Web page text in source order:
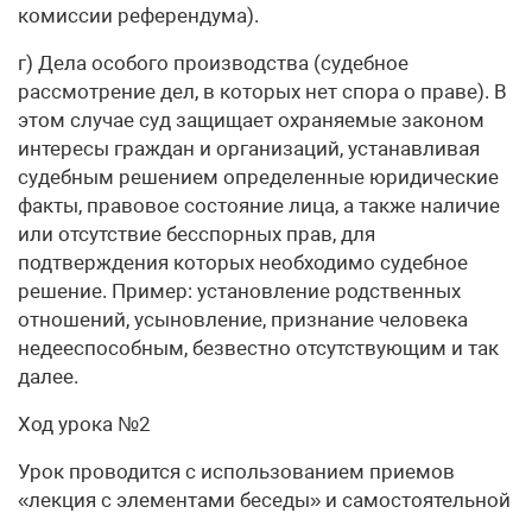
комиссии референдума).
г) Дела особого производства (судебное
рассмотрение дел, в которых нет спора о праве). В
этом случае суд защищает охраняемые законом
интересы граждан и организаций, устанавливая
судебным решением определенные юридические
факты, правовое состояние лица, а также наличие
или отсутствие бесспорных прав, для
подтверждения которых необходимо судебное
решение. Пример: установление родственных
отношений, усыновление, признание человека
недееспособным, безвестно отсутствующим и так
далее.
Ход урока №2
Урок проводится с использованием приемов
«лекция с элементами беседы» и самостоятельной